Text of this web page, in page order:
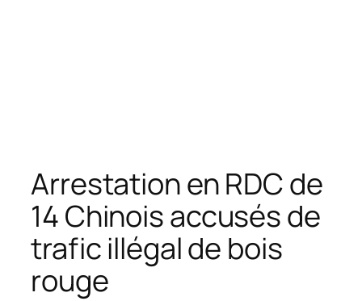
Arrestation en RDC de
14 Chinois accusés de
trafic illégal de bois
rouge